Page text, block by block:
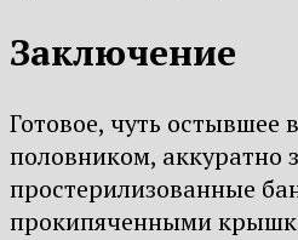
Заключение
Готовое, чуть остывшее
половником, аккуратно
простерилизованные
прокипяченными